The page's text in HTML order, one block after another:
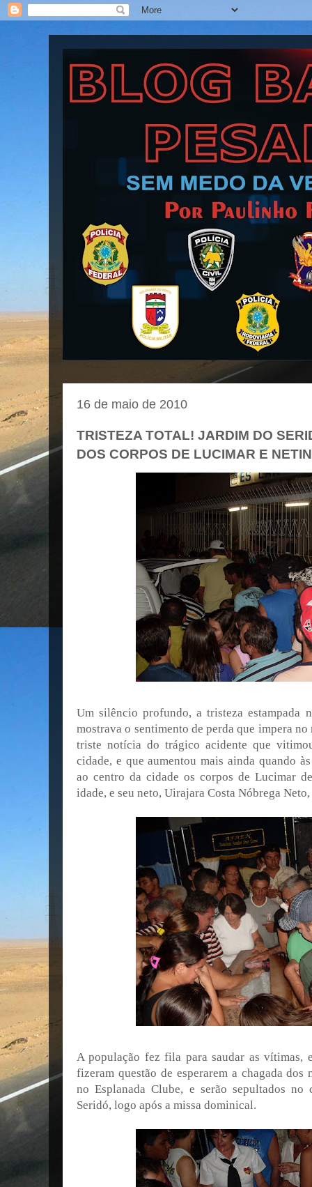
Blog Barra Pesada
16 de maio de 2010
TRISTEZA TOTAL! JARDIM DO
DOS CORPOS DE LUCIMAR E
Um silêncio profundo, a tristeza estampada
mostrava o sentimento de perda que impera
triste notícia do trágico acidente que
cidade, e que aumentou mais ainda quando
ao centro da cidade os corpos de Lucimar
idade, e seu neto, Uirajara Costa Nóbrega
A população fez fila para saudar as vítimas,
fizeram questão de esperarem a chagada dos
no Esplanada Clube, e serão sepultados
Seridó, logo após a missa dominical.